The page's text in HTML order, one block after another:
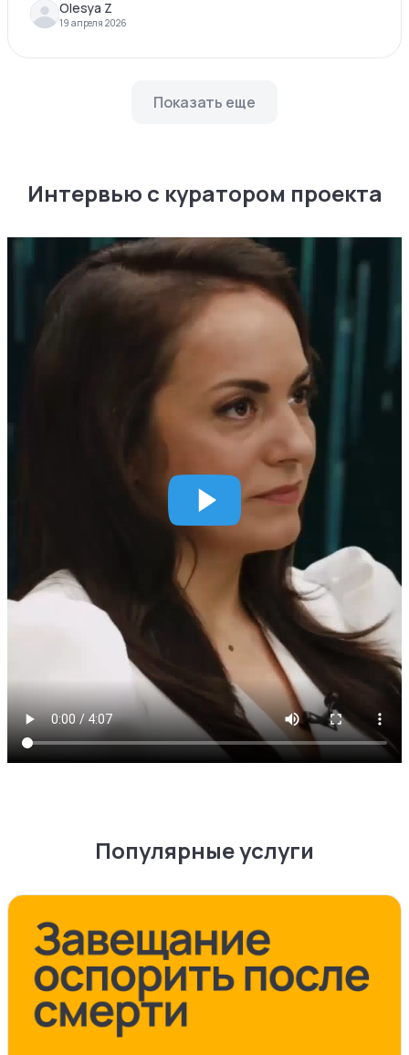
Olesya Z
19 апреля 2026
Показать еще
Интервью с куратором проекта
Популярные услуги